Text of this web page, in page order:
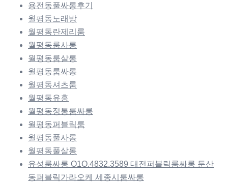
용전동풀싸롱후기
월평동노래방
월평동란제리룸
월평동룸사롱
월평동룸살롱
월평동룸싸롱
월평동셔츠룸
월평동유흥
월평동정통룸싸롱
월평동퍼블릭룸
월평동풀사롱
월평동풀살롱
유성룸싸롱 O1O.4832.3589 대전퍼블릭룸싸롱 둔산
동퍼블릭가라오케 세종시룸싸롱